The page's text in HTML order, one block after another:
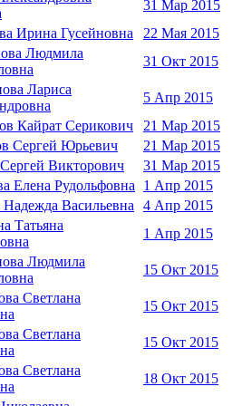
31 Мар 2015
Ирина Гусейновна
22 Мая 2015
Людмила
31 Окт 2015
Лариса
5 Апр 2015
Кайрат Серикович
21 Мар 2015
Сергей Юрьевич
21 Мар 2015
Викторович
31 Мар 2015
Елена Рудольфовна
1 Апр 2015
Васильевна
4 Апр 2015
Татьяна
1 Апр 2015
Людмила
15 Окт 2015
Светлана
15 Окт 2015
Светлана
15 Окт 2015
Светлана
18 Окт 2015